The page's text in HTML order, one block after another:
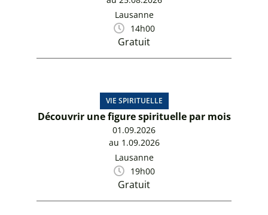
Lausanne
14h00
Gratuit
VIE SPIRITUELLE
Découvrir une figure spirituelle par mois
01.09.2026
au 1.09.2026
Lausanne
19h00
Gratuit